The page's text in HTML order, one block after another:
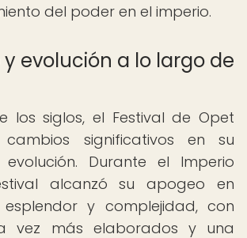
del poder en el imperio.
y evolución a lo largo de
los siglos, el Festival de Opet
cambios significativos en su
Durante el Imperio
alcanzó su apogeo en
y complejidad, con
vez más elaborados y una